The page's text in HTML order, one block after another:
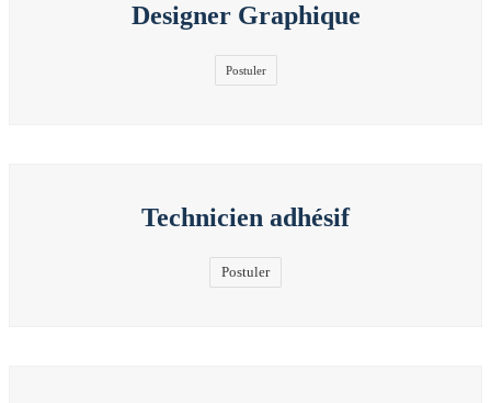
Designer Graphique
Postuler
Technicien adhésif
Postuler